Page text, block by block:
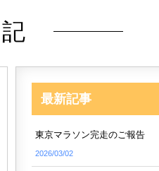
最新記事
東京マラソン完走のご報告
2026/03/02